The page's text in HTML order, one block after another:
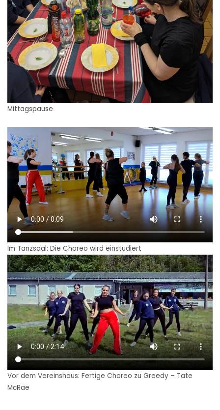
Mittagspause
Im Tanzsaal: Die Choreo wird einstudiert
Vor dem Vereinshaus: Fertige Choreo zu Greedy – Tate
McRae